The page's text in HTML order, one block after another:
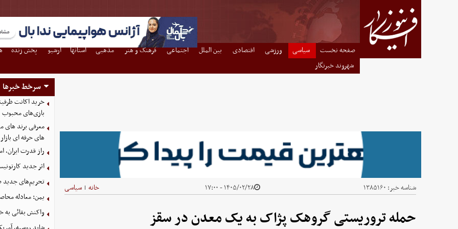
صفحه نخست سیاسی ورزشی اقتصادی بین الملل اجتماعی فرهنگ و هنر مذهبی استانها آرشیو پخش زنده
شهروند خبرنگار
شناسه خبر: ۱۳۸۵۱۶۰ ۱۴۰۵/۰۲/۲۸ - ۱۷:۰۰ خانه | سیاسی
حمله تروریستی گروهک پژاک به یک معدن در سقز
سرخط خبرها
بازی‌های محبوب
معرفی برند های
های حرفه ای بازار
راز قدرت
اثر جدید
تحریم‌های جدید
یمن: معادله
واکنش بقائی به